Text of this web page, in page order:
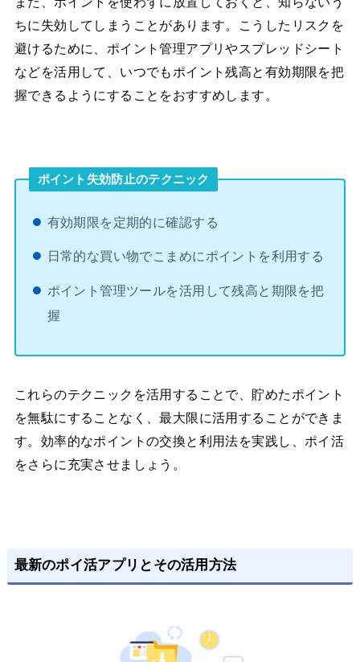
ちに失効してしまうことがあります。こうしたリスクを
避けるために、ポイント管理アプリやスプレッドシート
などを活用して、いつでもポイント残高と有効期限を把
握できるようにすることをおすすめします。
ポイント失効防止のテクニック
有効期限を定期的に確認する
日常的な買い物でこまめにポイントを利用する
ポイント管理ツールを活用して残高と期限を把
握
これらのテクニックを活用することで、貯めたポイント
を無駄にすることなく、最大限に活用することができま
す。効率的なポイントの交換と利用法を実践し、ポイ活
をさらに充実させましょう。
最新のポイ活アプリとその活用方法